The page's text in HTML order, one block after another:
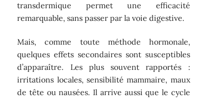
transdermique permet une efficacité
remarquable, sans passer par la voie digestive.
Mais, comme toute méthode hormonale,
quelques effets secondaires sont susceptibles
d’apparaître. Les plus souvent rapportés :
irritations locales, sensibilité mammaire, maux
de tête ou nausées. Il arrive aussi que le cycle